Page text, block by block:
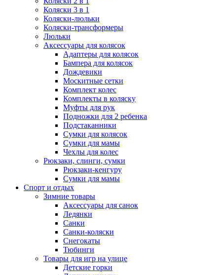
Коляски 3 в 1
Коляски-люльки
Коляски-трансформеры
Люльки
Аксессуары для колясок
Адаптеры для колясок
Бампера для колясок
Дождевики
Москитные сетки
Комплект колес
Комплекты в коляску
Муфты для рук
Подножки для 2 ребенка
Подстаканники
Сумки для колясок
Сумки для мамы
Чехлы для колес
Рюкзаки, слинги, сумки
Рюкзаки-кенгуру
Сумки для мамы
Спорт и отдых
Зимние товары
Аксессуары для санок
Ледянки
Санки
Санки-коляски
Снегокаты
Тюбинги
Товары для игр на улице
Детские горки